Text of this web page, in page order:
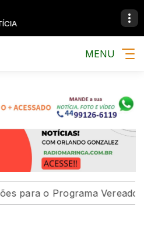
MÚSICA,
MENU
o Programa Vereador Mirim